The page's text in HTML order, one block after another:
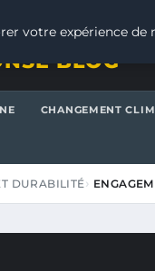
BLOG
CHANGEMENT
DURABILITÉ
votre expérience